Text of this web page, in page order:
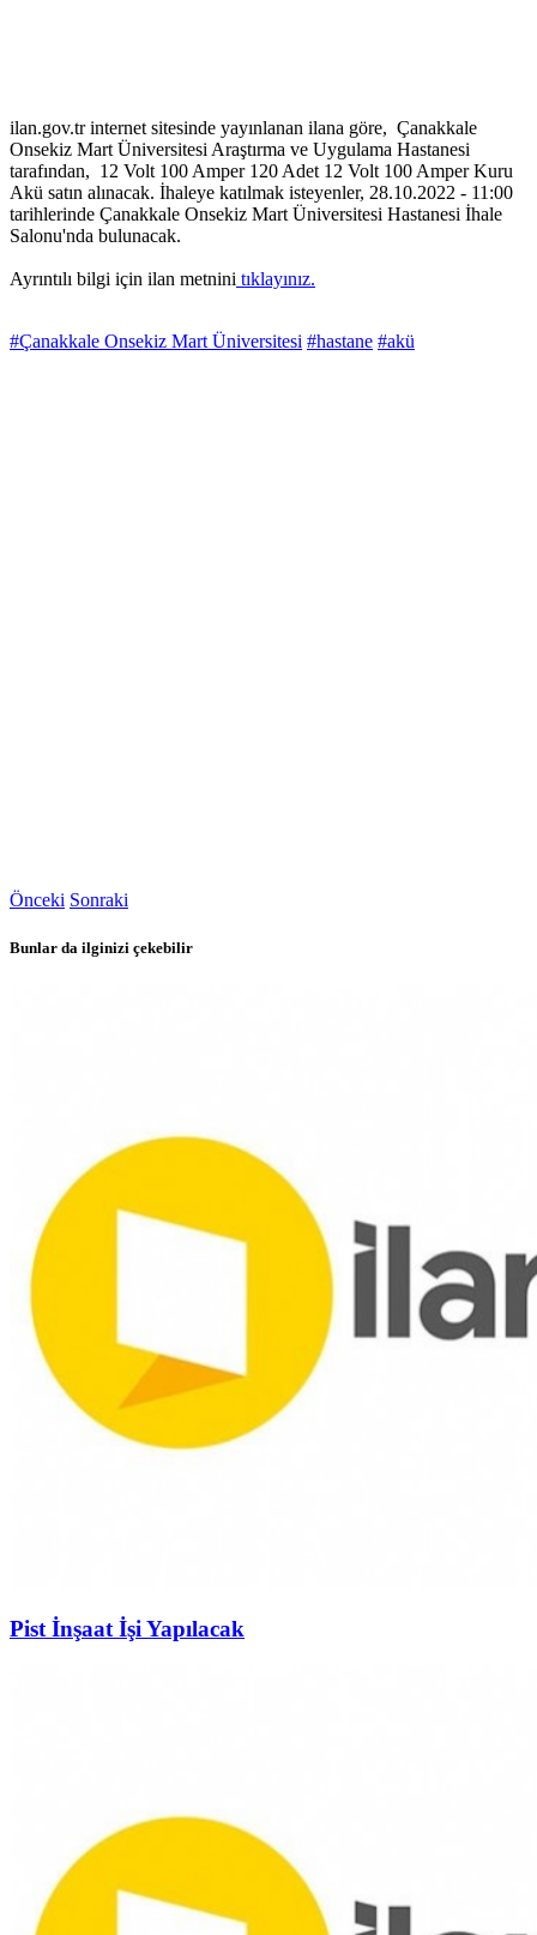
ilan.gov.tr internet sitesinde yayınlanan ilana göre, Çanakkale
Onsekiz Mart Üniversitesi Araştırma ve Uygulama Hastanesi
tarafından, 12 Volt 100 Amper 120 Adet 12 Volt 100 Amper Kuru
Akü satın alınacak. İhaleye katılmak isteyenler, 28.10.2022 - 11:00
tarihlerinde Çanakkale Onsekiz Mart Üniversitesi Hastanesi İhale
Salonu'nda bulunacak.
Ayrıntılı bilgi için ilan metnini tıklayınız.
#Çanakkale Onsekiz Mart Üniversitesi #hastane #akü
Önceki Sonraki
Bunlar da ilginizi çekebilir
Pist İnşaat İşi Yapılacak